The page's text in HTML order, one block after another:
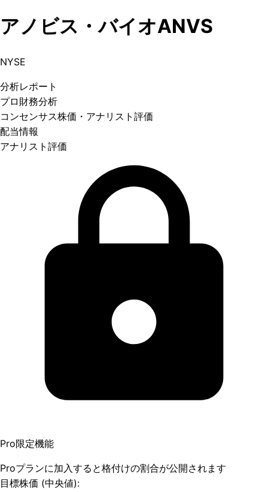
アノビス・バイオANVS
NYSE
分析レポート
プロ 財務分析
コンセンサス株価 ・アナリスト評価
配当情報
アナリスト評価
Pro限定機能
Proプランに加入すると格付けの割合が公開されます
目標株価 (中央値):